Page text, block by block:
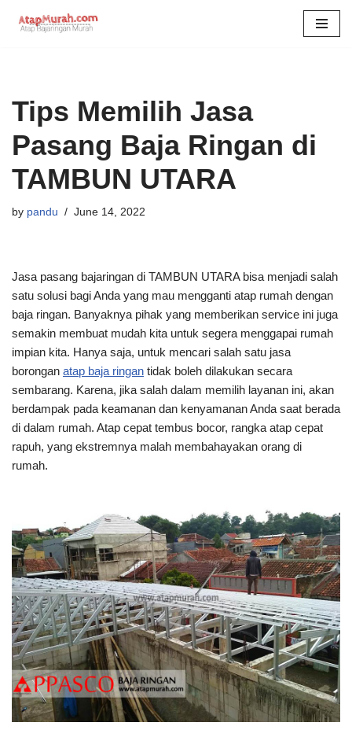
Tips Memilih Jasa
Pasang Baja Ringan di
TAMBUN UTARA
by pandu June 14, 2022
Jasa pasang bajaringan di TAMBUN UTARA bisa menjadi salah
satu solusi bagi Anda yang mau mengganti atap rumah dengan
baja ringan. Banyaknya pihak yang memberikan service ini juga
semakin membuat mudah kita untuk segera menggapai rumah
impian kita. Hanya saja, untuk mencari salah satu jasa
borongan atap baja ringan tidak boleh dilakukan secara
sembarang. Karena, jika salah dalam memilih layanan ini, akan
berdampak pada keamanan dan kenyamanan Anda saat berada
di dalam rumah. Atap cepat tembus bocor, rangka atap cepat
rapuh, yang ekstremnya malah membahayakan orang di
rumah.